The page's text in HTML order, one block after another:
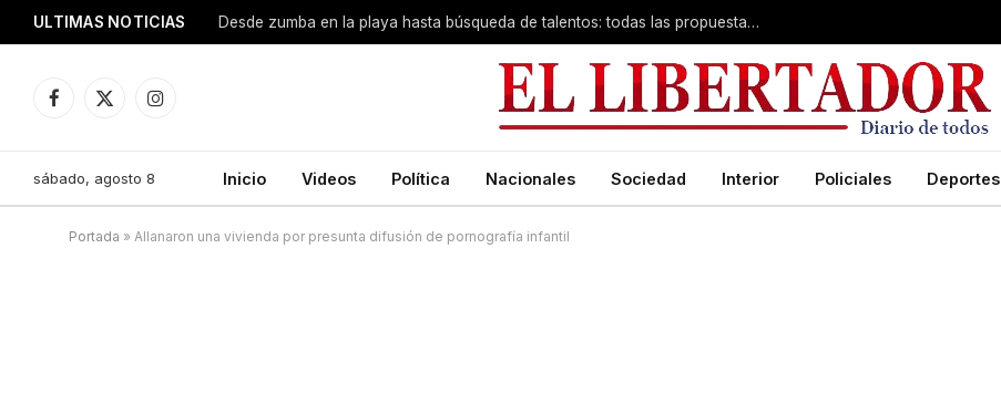
ULTIMAS NOTICIAS Desde zumba en la playa hasta búsqueda de talentos: todas las propuestas gratuitas de la Municipalidad
Facebook
X
Instagram
sábado, agosto 8 Inicio Videos Política Nacionales Sociedad Interior Policiales Deportes
Portada » Allanaron una vivienda por presunta difusión de pornografía infantil